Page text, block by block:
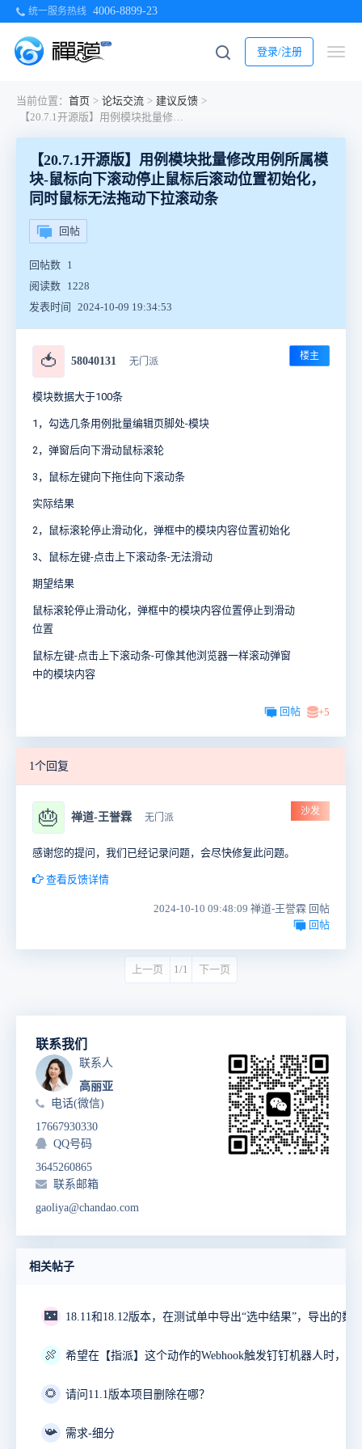
统一服务热线 4006-8899-23
登录/注册
当前位置： 首页 > 论坛交流 > 建议反馈 >
【20.7.1开源版】用例模块批量修改用例所属模块-鼠标向下滚动停止鼠标后滚动位置初始化，同时鼠标无法拖动下拉滚动条
【20.7.1开源版】用例模块批量修改用例所属模
块-鼠标向下滚动停止鼠标后滚动位置初始化，
同时鼠标无法拖动下拉滚动条
回帖
回帖数 1
阅读数 1228
发表时间
2024-10-09 19:34:53
🍅 58040131 无门派 楼主
模块数据大于100条
1，勾选几条用例批量编辑页脚处-模块
2，弹窗后向下滑动鼠标滚轮
3，鼠标左键向下拖住向下滚动条
实际结果
2，鼠标滚轮停止滑动化，弹框中的模块内容位置初始化
3、鼠标左键-点击上下滚动条-无法滑动
期望结果
鼠标滚轮停止滑动化，弹框中的模块内容位置停止到滑动
位置
鼠标左键-点击上下滚动条-可像其他浏览器一样滚动弹窗
中的模块内容
回帖 +5
1个回复
🎂 禅道-王誉霖 无门派
沙发
感谢您的提问，我们已经记录问题，会尽快修复此问题。
查看反馈详情
2024-10-10 09:48:09 禅道-王誉霖 回帖
回帖
上一页 1/1 下一页
联系我们
联系人
高丽亚
电话(微信)
17667930330
QQ号码
3645260865
联系邮箱
gaoliya@chandao.com
相关帖子
🌃 18.11和18.12版本，在测试单中导出“选中结果”，导出的数
🍖
🌻 请问11.1版本项目删除在哪？
📯 需求-细分